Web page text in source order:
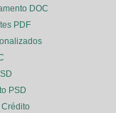
DOC
PDF
PSD
Crédito